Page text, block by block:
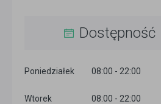
Dostępność
Poniedziałek 08:00 - 22:00
Wtorek 08:00 - 22:00